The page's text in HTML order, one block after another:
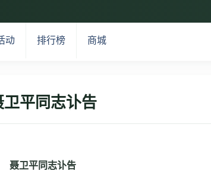
动 排行榜 商城
卫平同志讣告
聂卫平同志讣告